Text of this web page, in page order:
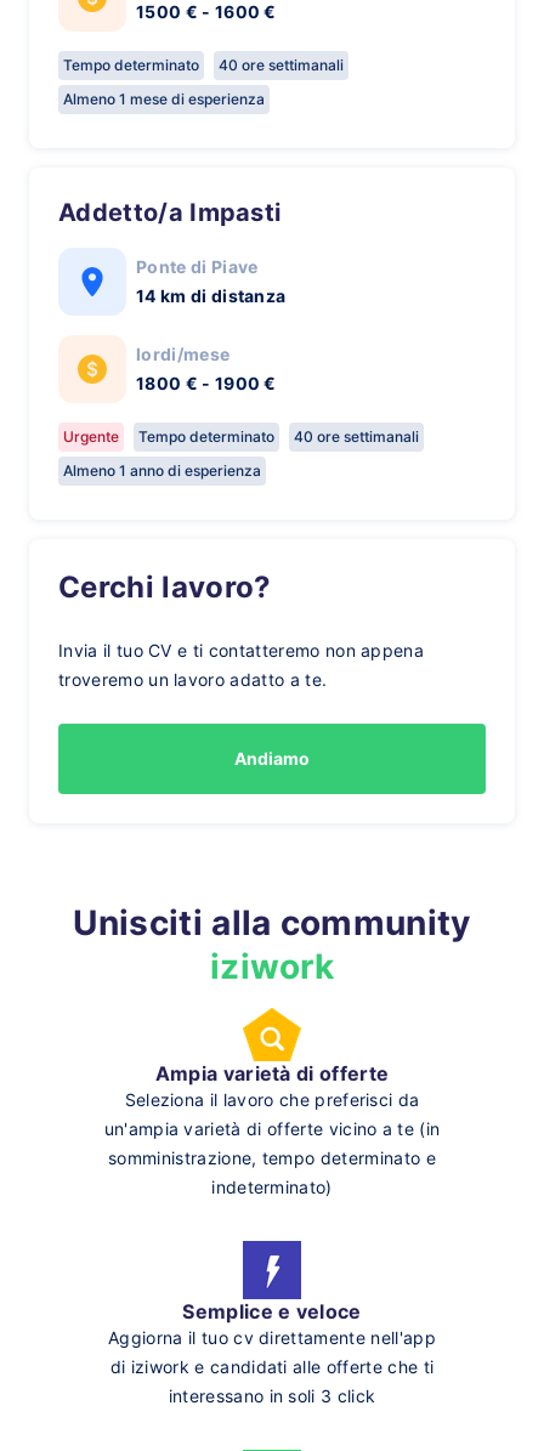
1500 € - 1600 €
Tempo determinato
40 ore settimanali
Almeno 1 mese di esperienza
Addetto/a Impasti
Ponte di Piave
14 km di distanza
lordi/mese
1800 € - 1900 €
Urgente Tempo determinato
40 ore settimanali
Almeno 1 anno di esperienza
Cerchi lavoro?
Invia il tuo CV e ti contatteremo non appena
troveremo un lavoro adatto a te.
Andiamo
Unisciti alla community
iziwork
Ampia varietà di offerte
Seleziona il lavoro che preferisci da
un'ampia varietà di offerte vicino a te (in
somministrazione, tempo determinato e
indeterminato)
Semplice e veloce
Aggiorna il tuo cv direttamente nell'app
di iziwork e candidati alle offerte che ti
interessano in soli 3 click